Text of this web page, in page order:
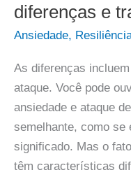
diferenças e
Ansiedade,
As diferenças
ataque. Você pode
ansiedade e ataque
semelhante, como se
significado. Mas o
têm características